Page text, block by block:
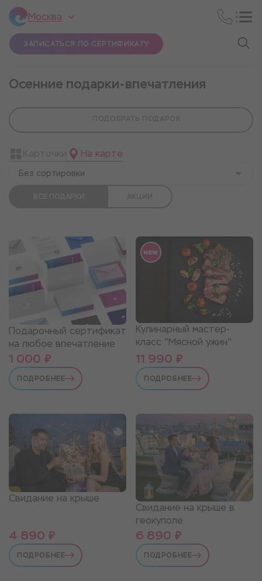
Москва
ЗАПИСАТЬСЯ ПО СЕРТИФИКАТУ
Осенние подарки-впечатления
На карте
Без сортировки
Подарочный сертификат
на любое впечатление
1 000 ₽
ПОДРОБНЕЕ
Кулинарный мастер-
класс "Мясной ужин"
11 990 ₽
ПОДРОБНЕЕ
Свидание на крыше
4 890 ₽
ПОДРОБНЕЕ
Свидание на крыше в
геокуполе
6 890 ₽
ПОДРОБНЕЕ